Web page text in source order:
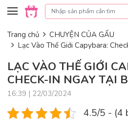
Skip to content
Trang chủ
CHUYỆN CỦA GẤU
Lạc Vào Thế Giới Capybara:
LẠC VÀO THẾ GIỚI
CHECK-IN NGAY TẠI
16:39 | 22/03/2024
4.5/5 - (4